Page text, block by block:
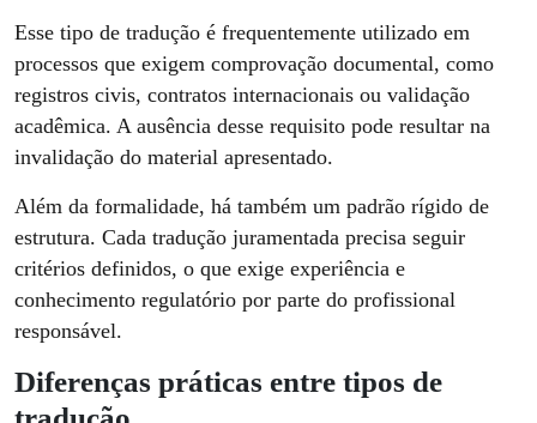
Esse tipo de tradução é frequentemente utilizado em
processos que exigem comprovação documental, como
registros civis, contratos internacionais ou validação
acadêmica. A ausência desse requisito pode resultar na
invalidação do material apresentado.
Além da formalidade, há também um padrão rígido de
estrutura. Cada tradução juramentada precisa seguir
critérios definidos, o que exige experiência e
conhecimento regulatório por parte do profissional
responsável.
Diferenças práticas entre tipos de